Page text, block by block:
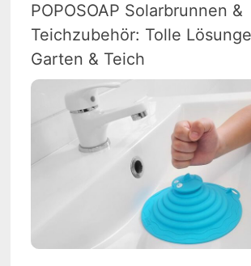
POPOSOAP Solarbrunnen &
Teichzubehör: Tolle
Garten & Teich